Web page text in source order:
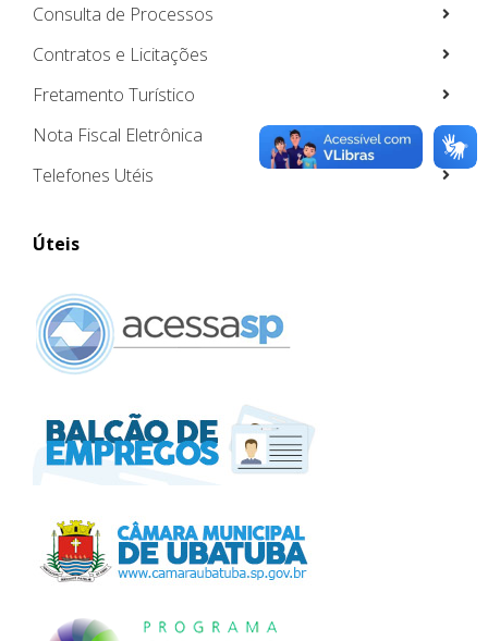
Consulta de Processos
Contratos e Licitações
Fretamento Turístico
Nota Fiscal Eletrônica
Telefones Utéis
Úteis